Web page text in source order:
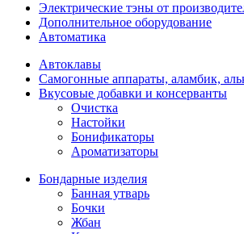
Электрические тэны от
Дополнительное оборудование
Автоматика
Автоклавы
Самогонные аппараты, аламбик,
Вкусовые добавки и консерванты
Очистка
Настойки
Бонификаторы
Ароматизаторы
Бондарные изделия
Банная утварь
Бочки
Жбан